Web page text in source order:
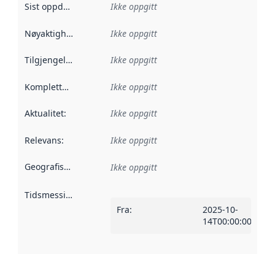
Sist oppdatert Ikke oppgitt
Nøyaktighet Ikke oppgitt
Tilgjengelighet Ikke oppgitt
Kompletthet Ikke oppgitt
Aktualitet: Ikke oppgitt
Relevans: Ikke oppgitt
Geografisk avgrensning :
Ikke oppgitt
Tidsmessig avgrensning
Fra:
2025-10-
14T00:00:00Z